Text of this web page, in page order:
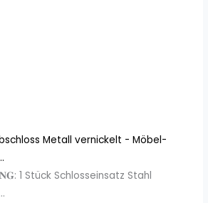
Metall vernickelt - Möbel-
1 Stück Schlosseinsatz Stahl